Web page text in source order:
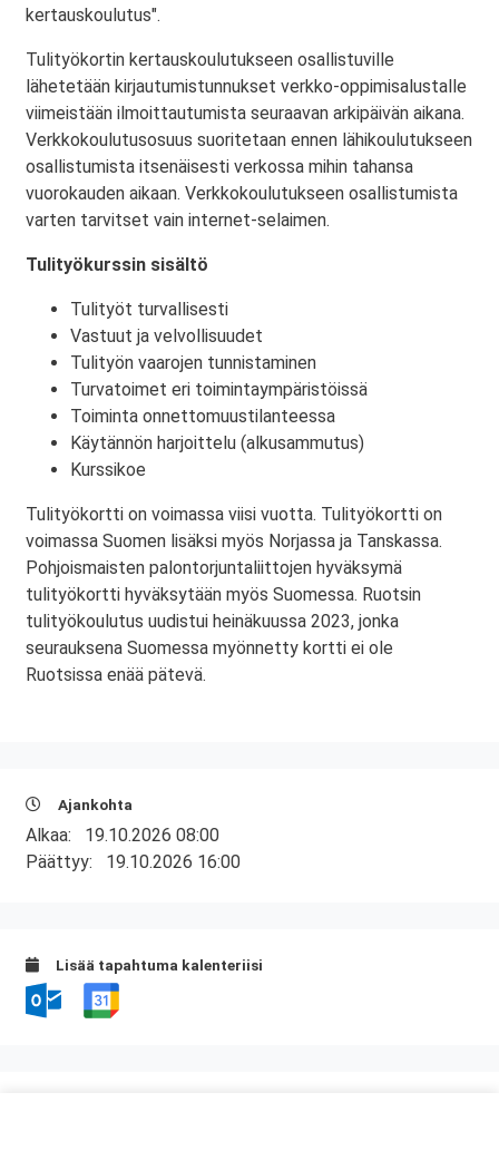
kertauskoulutus".
Tulityökortin kertauskoulutukseen osallistuville
lähetetään kirjautumistunnukset verkko-oppimisalustalle
viimeistään ilmoittautumista seuraavan arkipäivän aikana.
Verkkokoulutusosuus suoritetaan ennen lähikoulutukseen
osallistumista itsenäisesti verkossa mihin tahansa
vuorokauden aikaan. Verkkokoulutukseen osallistumista
varten tarvitset vain internet-selaimen.
Tulityökurssin sisältö
Tulityöt turvallisesti
Vastuut ja velvollisuudet
Tulityön vaarojen tunnistaminen
Turvatoimet eri toimintaympäristöissä
Toiminta onnettomuustilanteessa
Käytännön harjoittelu (alkusammutus)
Kurssikoe
Tulityökortti on voimassa viisi vuotta. Tulityökortti on
voimassa Suomen lisäksi myös Norjassa ja Tanskassa.
Pohjoismaisten palontorjuntaliittojen hyväksymä
tulityökortti hyväksytään myös Suomessa. Ruotsin
tulityökoulutus uudistui heinäkuussa 2023, jonka
seurauksena Suomessa myönnetty kortti ei ole
Ruotsissa enää pätevä.
Ajankohta
Alkaa: 19.10.2026 08:00
Päättyy: 19.10.2026 16:00
Lisää tapahtuma kalenteriisi